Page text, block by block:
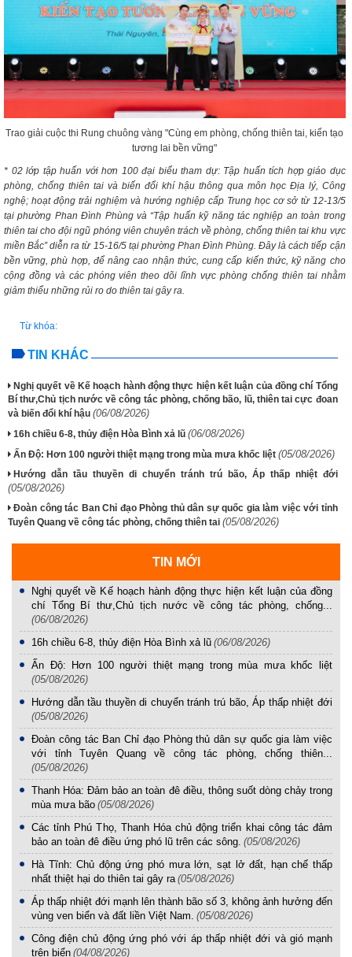
Trao giải cuộc thi Rung chuông vàng "Cùng em phòng, chống thiên tai, kiến tạo
tương lai bền vững"
* 02 lớp tập huấn với hơn 100 đại biểu tham dự: Tập huấn tích hợp giáo dục
phòng, chống thiên tai và biến đổi khí hậu thông qua môn học Địa lý, Công
nghệ; hoạt động trải nghiệm và hướng nghiệp cấp Trung học cơ sở từ 12-13/5
tại phường Phan Đình Phùng và “Tập huấn kỹ năng tác nghiệp an toàn trong
thiên tai cho đội ngũ phóng viên chuyên trách về phòng, chống thiên tai khu vực
miền Bắc” diễn ra từ 15-16/5 tại phường Phan Đình Phùng. Đây là cách tiếp cận
bền vững, phù hợp, để nâng cao nhận thức, cung cấp kiến thức, kỹ năng cho
cộng đồng và các phóng viên theo dõi lĩnh vực phòng chống thiên tai nhằm
giảm thiểu những rủi ro do thiên tai gây ra.
Từ khóa:
TIN KHÁC
Nghị quyết về Kế hoạch hành động thực hiện kết luận của đồng chí Tổng
Bí thư,Chủ tịch nước về công tác phòng, chống bão, lũ, thiên tai cực đoan
và biến đổi khí hậu (06/08/2026)
16h chiều 6-8, thủy điện Hòa Bình xả lũ (06/08/2026)
Ấn Độ: Hơn 100 người thiệt mạng trong mùa mưa khốc liệt (05/08/2026)
Hướng dẫn tầu thuyền di chuyển tránh trú bão, Áp thấp nhiệt đới
(05/08/2026)
Đoàn công tác Ban Chỉ đạo Phòng thủ dân sự quốc gia làm việc với tỉnh
Tuyên Quang về công tác phòng, chống thiên tai (05/08/2026)
TIN MỚI
Nghị quyết về Kế hoạch hành động thực hiện kết luận của đồng
chí Tổng Bí thư,Chủ tịch nước về công tác phòng, chống...
(06/08/2026)
16h chiều 6-8, thủy điện Hòa Bình xả lũ (06/08/2026)
Ấn Độ: Hơn 100 người thiệt mạng trong mùa mưa khốc liệt
(05/08/2026)
Hướng dẫn tầu thuyền di chuyển tránh trú bão, Áp thấp nhiệt đới
(05/08/2026)
Đoàn công tác Ban Chỉ đạo Phòng thủ dân sự quốc gia làm việc
với tỉnh Tuyên Quang về công tác phòng, chống thiên...
(05/08/2026)
Thanh Hóa: Đảm bảo an toàn đê điều, thông suốt dòng chảy trong
mùa mưa bão (05/08/2026)
Các tỉnh Phú Thọ, Thanh Hóa chủ động triển khai công tác đảm
bảo an toàn đê điều ứng phó lũ trên các sông. (05/08/2026)
Hà Tĩnh: Chủ động ứng phó mưa lớn, sạt lở đất, hạn chế thấp
nhất thiệt hại do thiên tai gây ra (05/08/2026)
Áp thấp nhiệt đới mạnh lên thành bão số 3, không ảnh hưởng đến
vùng ven biển và đất liền Việt Nam. (05/08/2026)
Công điện chủ động ứng phó với áp thấp nhiệt đới và gió mạnh
trên biển (04/08/2026)